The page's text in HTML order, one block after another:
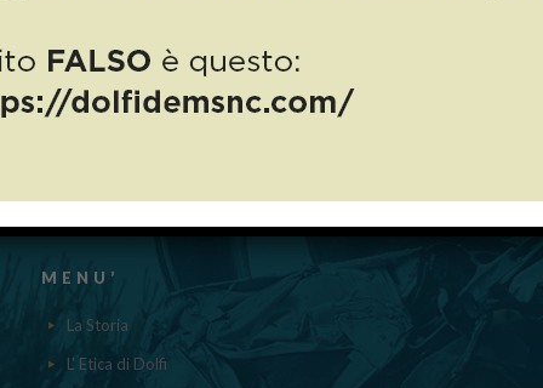
PUBBLICAZIONE AIUTI DI STATO
MENU’
La Storia
L' Etica di Dolfi